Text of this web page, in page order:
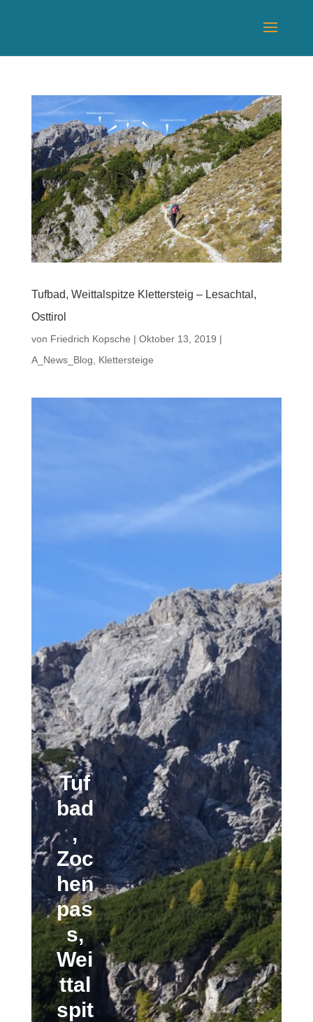
Tufbad, Weittalspitze Klettersteig – Lesachtal,
Osttirol
von Friedrich Kopsche | Oktober 13, 2019 |
A_News_Blog
Klettersteige
Tuf
bad
,
Zoc
hen
pas
s,
Wei
ttal
spit